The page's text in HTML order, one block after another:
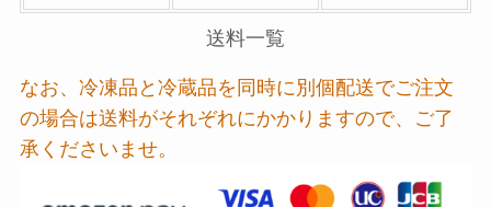
送料一覧
なお、冷凍品と冷蔵品を同時に別個配送でご注文
の場合は送料がそれぞれにかかりますので、ご了
承くださいませ。